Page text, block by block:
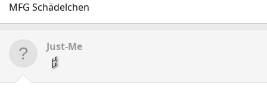
MFG Schädelchen
Just-Me